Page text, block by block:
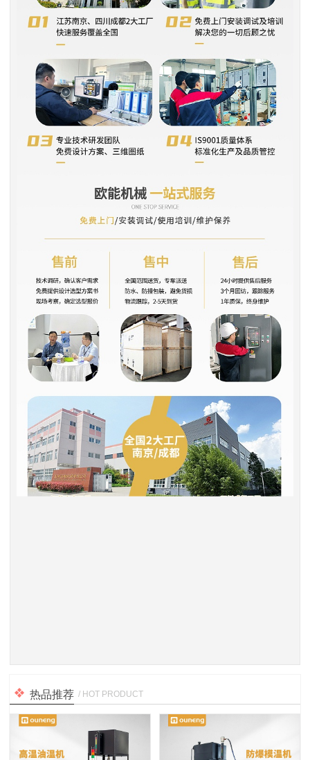
热品推荐 / HOT PRODUCT